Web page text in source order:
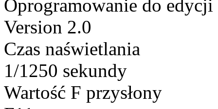
Oprogramowanie do edycji
Version 2.0
Czas naświetlania
1/1250 sekundy
Wartość F przysłony